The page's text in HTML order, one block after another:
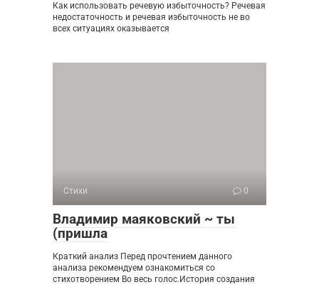
Как использовать речевую избыточность? Речевая
недостаточность и речевая избыточность не во
всех ситуациях оказывается
Стихи 0
Владимир маяковский ~ ты
(пришла
Краткий анализ Перед прочтением данного
анализа рекомендуем ознакомиться со
стихотворением Во весь голос.История создания